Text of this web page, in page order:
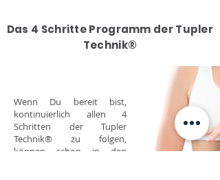
Das 4 Schritte Programm der Tupler
Technik®
Wenn Du bereit bist,
kontinuierlich allen 4
Schritten der Tupler
Technik® zu folgen,
können schon in den